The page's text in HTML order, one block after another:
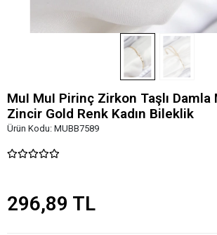
MuI MuI Pirinç Zirkon Taşlı Damla
Zincir Gold Renk Kadın Bileklik
Ürün Kodu: MUBB7589
296,89 TL